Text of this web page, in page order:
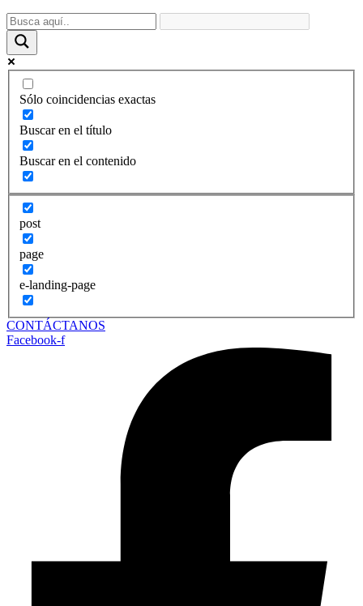
Sólo coincidencias exactas
Buscar en el título
Buscar en el contenido
post
page
e-landing-page
CONTÁCTANOS
Facebook-f